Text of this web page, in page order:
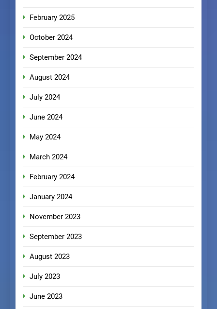
February 2025
October 2024
September 2024
August 2024
July 2024
June 2024
May 2024
March 2024
February 2024
January 2024
November 2023
September 2023
August 2023
July 2023
June 2023